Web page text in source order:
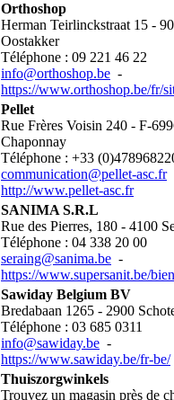
Orthoshop
Herman Teirlinckstraat 15 -
Oostakker
Téléphone : 09 221 46 22
info@orthoshop.be -
https://www.orthoshop.be/fr/
Pellet
Rue Frères Voisin 240 - F-
Chaponnay
Téléphone : +33
communication@pellet-asc.fr
http://www.pellet-asc.fr
SANIMA S.R.L
Rue des Pierres, 180 - 4100
Téléphone : 04 338 20 00
seraing@sanima.be -
https://www.supersanit.be/
Sawiday Belgium BV
Bredabaan 1265 - 2900
Téléphone : 03 685 0311
info@sawiday.be -
https://www.sawiday.be/fr-be/
Thuiszorgwinkels
Trouvez un magasin près de